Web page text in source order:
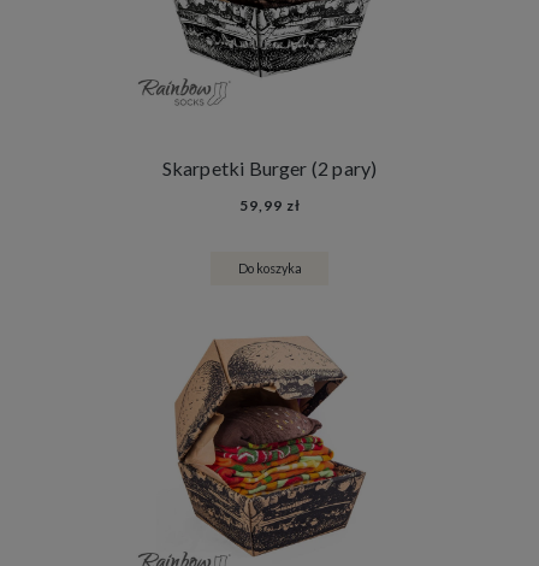
Skarpetki Burger (2 pary)
59,99 zł
Do koszyka